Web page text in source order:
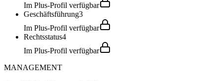
Im Plus-Profil verfügbar
Geschäftsführung3
Im Plus-Profil verfügbar
Rechtsstatus4
Im Plus-Profil verfügbar
MANAGEMENT